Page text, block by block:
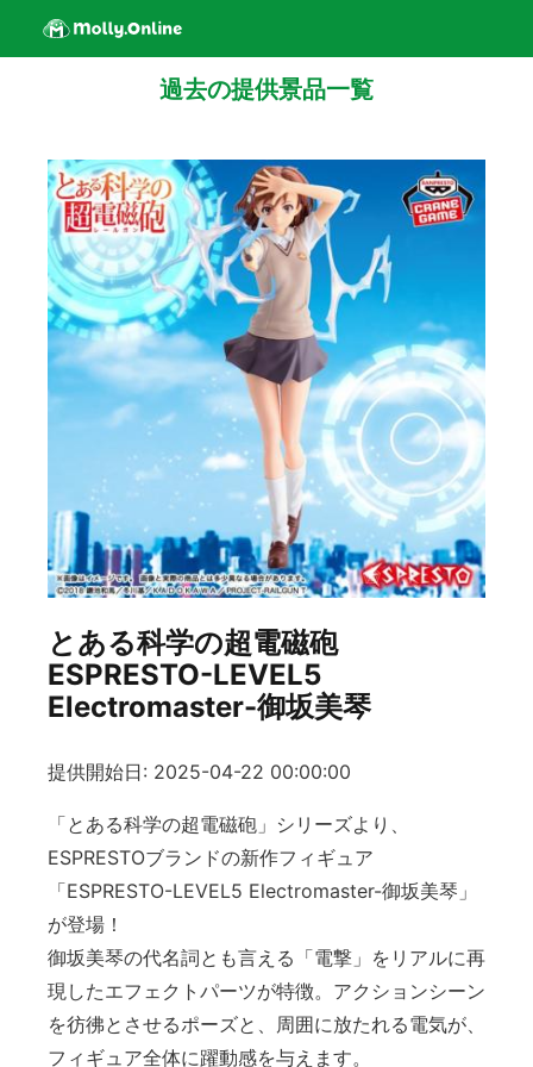
過去の提供景品一覧
とある科学の超電磁砲
ESPRESTO-LEVEL5
Electromaster-御坂美琴
提供開始日: 2025-04-22 00:00:00
「とある科学の超電磁砲」シリーズより、
ESPRESTOブランドの新作フィギュア
「ESPRESTO-LEVEL5 Electromaster-御坂美琴」
が登場！
御坂美琴の代名詞とも言える「電撃」をリアルに再
現したエフェクトパーツが特徴。アクションシーン
を彷彿とさせるポーズと、周囲に放たれる電気が、
フィギュア全体に躍動感を与えます。